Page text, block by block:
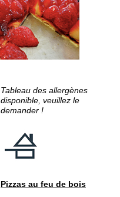
Tableau des allergènes
disponible, veuillez le
demander !
Pizzas au feu de bois